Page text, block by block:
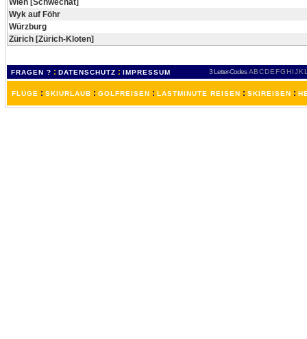
Wyk auf Föhr
Würzburg
Zürich [Zürich-Kloten]
FRAGEN ? : DATENSCHUTZ : IMPRESSUM 3 Letter-Codes ABCDEFGH IJKL
FLÜGE : SKIURLAUB : GOLFREISEN : LASTMINUTE REISEN : SKIREISEN :